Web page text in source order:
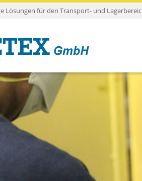
Lösungen für den Transport- und